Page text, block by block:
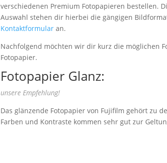
verschiedenen Premium Fotopapieren bestellen.
Auswahl stehen dir hierbei die gängigen
Kontaktformular an.
Nachfolgend möchten wir dir kurz die möglichen
Fotopapier.
Fotopapier Glanz:
unsere Empfehlung!
Das glänzende Fotopapier von Fujifilm gehört zu
Farben und Kontraste kommen sehr gut zur